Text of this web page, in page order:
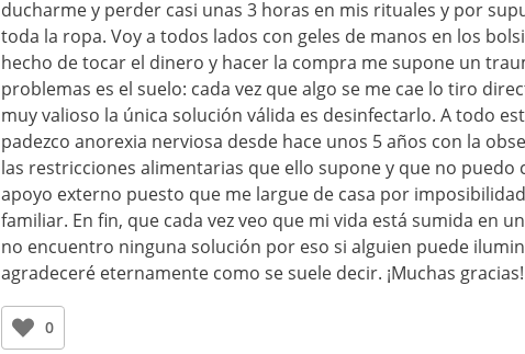
ducharme y perder casi unas 3 horas en mis rituales y por
toda la ropa. Voy a todos lados con geles de manos en los
hecho de tocar el dinero y hacer la compra me supone un
problemas es el suelo: cada vez que algo se me cae lo tiro
muy valioso la única solución válida es desinfectarlo. A todo
padezco anorexia nerviosa desde hace unos 5 años con la
las restricciones alimentarias que ello supone y que no puedo
apoyo externo puesto que me largue de casa por
familiar. En fin, que cada vez veo que mi vida está sumida en
no encuentro ninguna solución por eso si alguien puede
agradeceré eternamente como se suele decir. ¡Muchas gracias!
0